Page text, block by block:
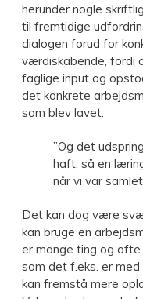
herunder nogle
til fremtidige
dialogen forud for
værdiskabende, fordi
faglige input og
det konkrete
som blev lavet:
”Og det
haft, så en
når vi var
Det kan dog være
kan bruge en
er mange ting og ofte
som det f.eks. er
kan fremstå mere